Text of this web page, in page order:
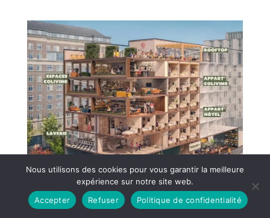
Nous utilisons des cookies pour vous garantir la meilleure
expérience sur notre site web.
Accepter
Refuser Politique de confidentialité